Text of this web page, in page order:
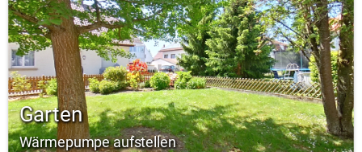
Garten
Wärmepumpe aufstellen